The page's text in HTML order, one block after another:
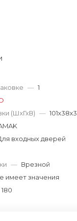
— 1
(ШхГхВ) —
входных дверей
— Врезной
имеет значения
180